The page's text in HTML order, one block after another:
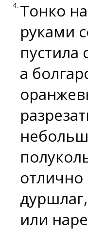
Тонко
руками
пустила
а
или